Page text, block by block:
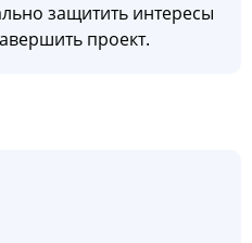
защитить интересы
проект.